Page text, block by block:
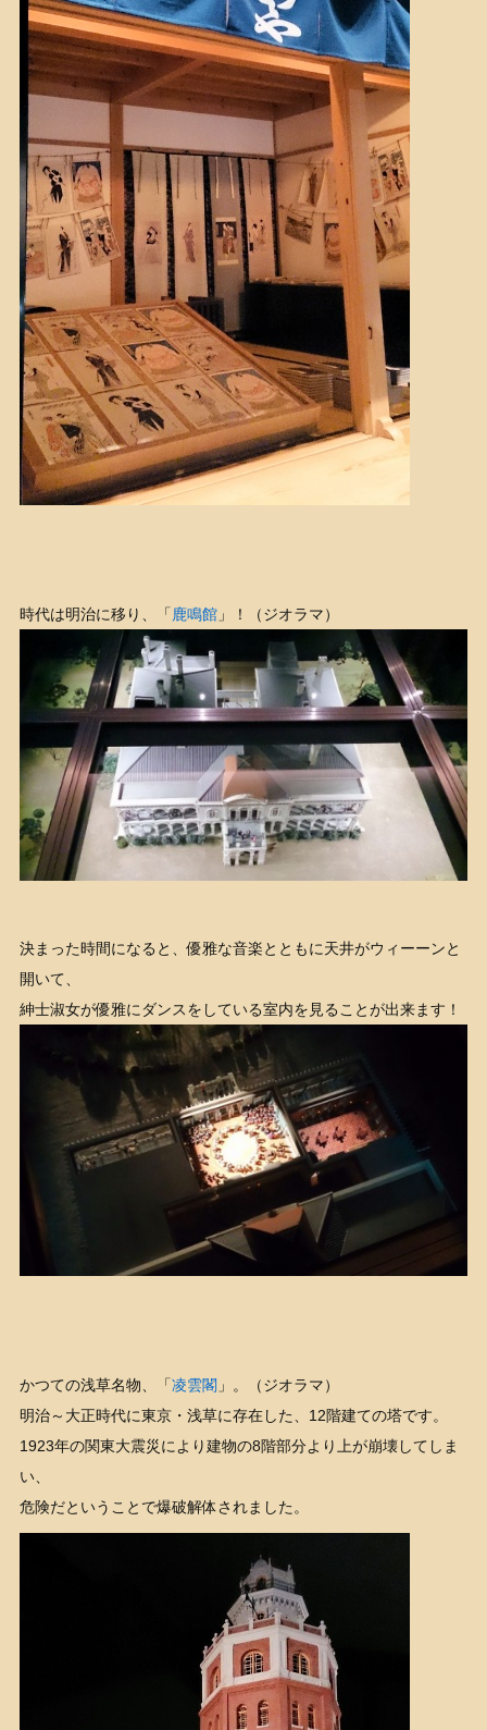
時代は明治に移り、「 鹿鳴館」！（ジオラマ）
決まった時間になると、優雅な音楽とともに天井がウィーーンと
開いて、
紳士淑女が優雅にダンスをしている室内を見ることが出来ます！
かつての浅草名物、「凌雲閣 」。（ジオラマ）
明治～大正時代に東京・浅草に存在した、12階建ての塔です。
1923年の関東大震災により建物の8階部分より上が崩壊してしま
い、
危険だということで爆破解体されました。